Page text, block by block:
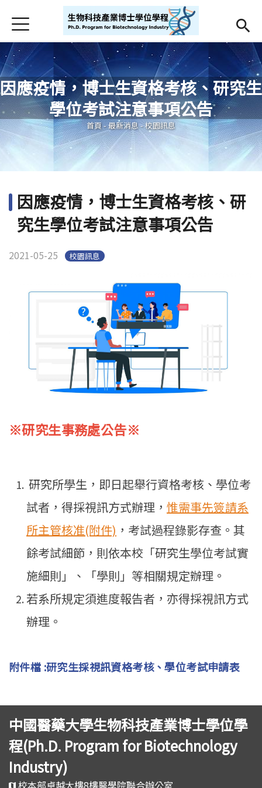
首頁
首頁
最新消息
Open submenu (學程簡介)
學程簡介
Open
師資
招生
Open submenu (學生專區)
學生專區
Jump to Navigation
Jump to Main content
因應疫情，博士生資格考核、研究生
學位考試注意事項公告
您在這裡
首頁-最新消息-校園訊息
因應疫情，博士生資格考核、研
究生學位考試注意事項公告
2021-05-25 校園訊息
※研究生事務處公告※
研究所學生，即日起舉行資格考核、學位考
試者，得採視訊方式辦理， 惟需事先簽請系
所主管核准(附件) ，考試過程錄影存查。其
餘考試細節，則依本校「研究生學位考試實
施細則」、「學則」等相關規定辦理。
若系所規定須進度報告者，亦得採視訊方式
辦理。
附件檔 :研究生採視訊資格考核、學位考試申請表
中國醫藥大學生物科技產業博士學位學
程(Ph.D. Program for Biotechnology
Industry)
校本部卓越大樓8樓醫學院聯合辦公室